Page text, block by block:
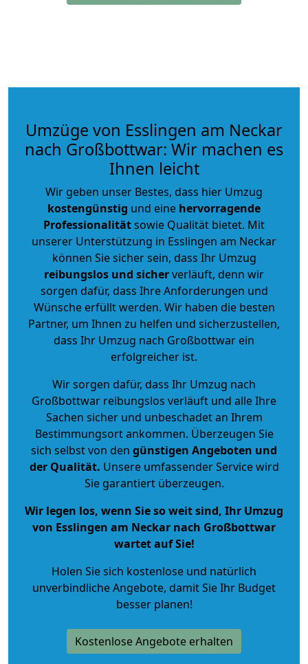
Umzüge von Esslingen am Neckar
nach Großbottwar: Wir machen es
Ihnen leicht
Wir geben unser Bestes, dass hier Umzug
kostengünstig und eine hervorragende
Professionalitätsowie Qualität bietet. Mit
unserer Unterstützung in Esslingen am Neckar
können Sie sicher sein, dass Ihr Umzug
reibungslos und sicherverläuft, denn wir
sorgen dafür, dass Ihre Anforderungen und
Wünsche erfüllt werden. Wir haben die besten
Partner, um Ihnen zu helfen und sicherzustellen,
dass Ihr Umzug nach Großbottwar ein
erfolgreicher ist.
Wir sorgen dafür, dass Ihr Umzug nach
Großbottwar reibungslos verläuft und alle Ihre
Sachen sicher und unbeschadet an Ihrem
Bestimmungsort ankommen. Überzeugen Sie
sich selbst von den günstigen Angeboten und
der Qualität. Unsere umfassender Service wird
Sie garantiert überzeugen.
Wir legen los, wenn Sie so weit sind, Ihr Umzug
von Esslingen am Neckar nach Großbottwar
wartet auf Sie!
Holen Sie sich kostenlose und natürlich
unverbindliche Angebote, damit Sie Ihr Budget
besser planen!
Kostenlose Angebote erhalten